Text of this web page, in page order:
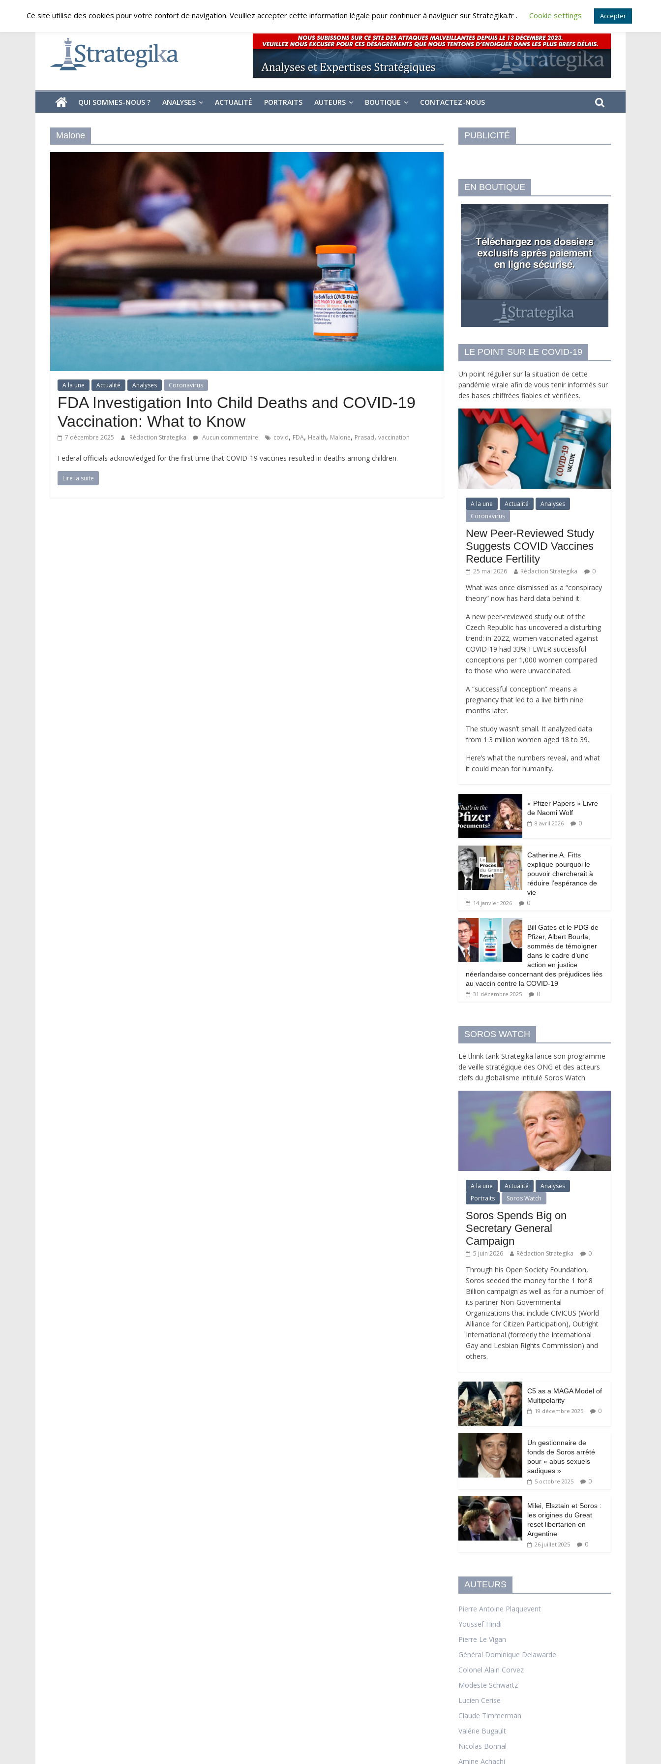
content
samedi, août 8, 2026
Strategika
Expertise
Analyses
géostratégiques
QUI SOMMES-NOUS ? ANALYSES ACTUALITÉ PORTRAITS AUTEURS BOUTIQUE CONTACTEZ-NOUS
Malone
A la une Actualité Analyses Coronavirus
FDA Investigation Into Child Deaths and COVID-19
Vaccination: What to Know
7 décembre 2025 Rédaction Strategika Aucun commentaire covid, FDA, Health, Malone, Prasad, vaccination
Federal officials acknowledged for the first time that COVID-19 vaccines resulted in deaths among children.
Lire la suite
PUBLICITÉ
EN BOUTIQUE
LE POINT SUR LE COVID-19
Un point régulier sur la situation de cette
pandémie virale afin de vous tenir informés sur
des bases chiffrées fiables et vérifiées.
A la une Actualité
Analyses
Coronavirus
New Peer-Reviewed Study
Suggests COVID Vaccines
Reduce Fertility
25 mai 2026 Rédaction Strategika 0
What was once dismissed as a “conspiracy
theory” now has hard data behind it.
A new peer-reviewed study out of the
Czech Republic has uncovered a disturbing
trend: in 2022, women vaccinated against
COVID-19 had 33% FEWER successful
conceptions per 1,000 women compared
to those who were unvaccinated.
A “successful conception” means a
pregnancy that led to a live birth nine
months later.
The study wasn’t small. It analyzed data
from 1.3 million women aged 18 to 39.
Here’s what the numbers reveal, and what
it could mean for humanity.
« Pfizer Papers » Livre
de Naomi Wolf
8 avril 2026 0
Catherine A. Fitts
explique pourquoi le
pouvoir chercherait à
réduire l’espérance de
vie
14 janvier 2026 0
Bill Gates et le PDG de
Pfizer, Albert Bourla,
sommés de témoigner
dans le cadre d’une
action en justice
néerlandaise concernant des préjudices liés
au vaccin contre la COVID-19
31 décembre 2025 0
SOROS WATCH
Le think tank Strategika lance son programme
de veille stratégique des ONG et des acteurs
clefs du globalisme intitulé Soros Watch
A la une Actualité
Analyses
Portraits
Soros Watch
Soros Spends Big on
Secretary General
Campaign
5 juin 2026 Rédaction Strategika 0
Through his Open Society Foundation,
Soros seeded the money for the 1 for 8
Billion campaign as well as for a number of
its partner Non-Governmental
Organizations that include CIVICUS (World
Alliance for Citizen Participation), Outright
International (formerly the International
Gay and Lesbian Rights Commission) and
others.
C5 as a MAGA Model of
Multipolarity
19 décembre 2025 0
Un gestionnaire de
fonds de Soros arrêté
pour « abus sexuels
sadiques »
5 octobre 2025 0
Milei, Elsztain et Soros :
les origines du Great
reset libertarien en
Argentine
26 juillet 2025 0
AUTEURS
Pierre Antoine Plaquevent
Youssef Hindi
Pierre Le Vigan
Général Dominique Delawarde
Colonel Alain Corvez
Modeste Schwartz
Lucien Cerise
Claude Timmerman
Valérie Bugault
Nicolas Bonnal
Amine Achachi
Ce site utilise des cookies pour votre confort de navigation. Veuillez accepter cette information légale pour continuer à naviguer sur Strategika.fr . Cookie settings Accepter